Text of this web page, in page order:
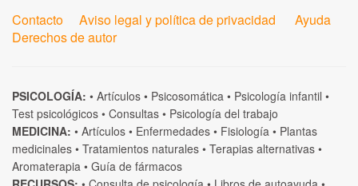
Contacto Aviso legal y política de privacidad
Ayuda
Derechos de autor
PSICOLOGÍA: • Artículos • Psicosomática • Psicología infantil •
Test psicológicos • Consultas • Psicología del trabajo
MEDICINA: • Artículos • Enfermedades • Fisiología • Plantas
medicinales • Tratamientos naturales • Terapias alternativas •
Aromaterapia • Guía de fármacos